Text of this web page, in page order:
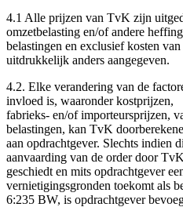
4.1 Alle prijzen van TvK zijn
omzetbelasting en/of andere
belastingen en exclusief kosten
uitdrukkelijk anders aangegeven.
4.2. Elke verandering van de
invloed is, waaronder kostprijzen,
fabrieks- en/of importeursprijzen,
belastingen, kan TvK
aan opdrachtgever. Slechts indien
aanvaarding van de order door TvK
geschiedt en mits opdrachtgever
vernietigingsgronden toekomt als
6:235 BW, is opdrachtgever